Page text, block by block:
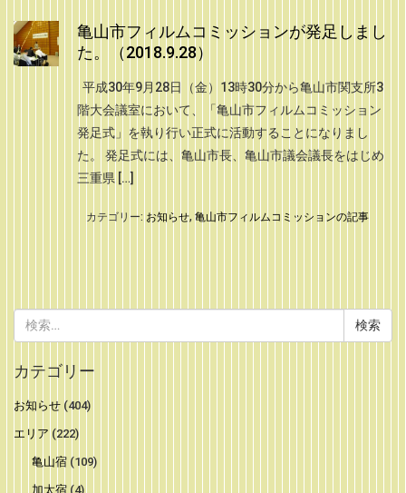
亀山市フィルムコミッションが発足しまし
た。（2018.9.28）
平成30年9月28日（金）13時30分から亀山市関支所3
階大会議室において、「亀山市フィルムコミッション
発足式」を執り行い正式に活動することになりまし
た。 発足式には、亀山市長、亀山市議会議長をはじめ
三重県 […]
カテゴリー: お知らせ, 亀山市フィルムコミッションの記事
索:
カテゴリー
お知らせ (404)
エリア (222)
亀山宿(109)
加太宿(4)